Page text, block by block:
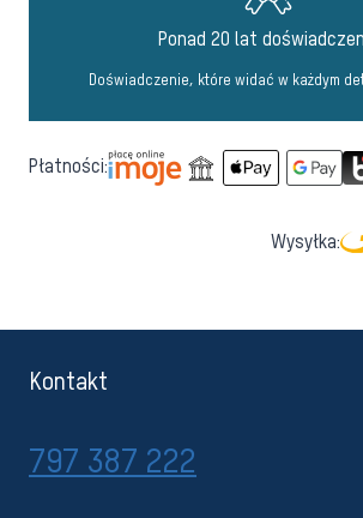
Ponad 20 lat
Doświadczenie, które widać w każdym
Płatności:
Wysyłka:
Kontakt
797 387 222